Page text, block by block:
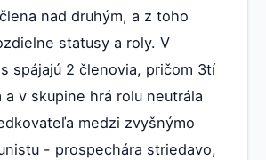
nad druhým, a z toho
statusy a roly. V
spájajú 2 členovia, pričom 3tí
a v skupine hrá rolu neutrála
medzi zvyšnýmo
- prospechára striedavo,